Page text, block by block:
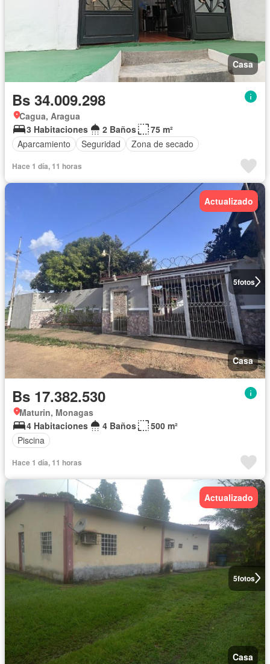
Casa
Bs 34.009.298
Cagua, Aragua
3 Habitaciones
2 Baños
75 m²
Aparcamiento
Seguridad Zona de secado
Hace 1 día, 11 horas
5fotos
Actualizado
Casa
Bs 17.382.530
Maturin, Monagas
4 Habitaciones
4 Baños
500 m²
Piscina
Hace 1 día, 11 horas
5fotos
Actualizado
Casa